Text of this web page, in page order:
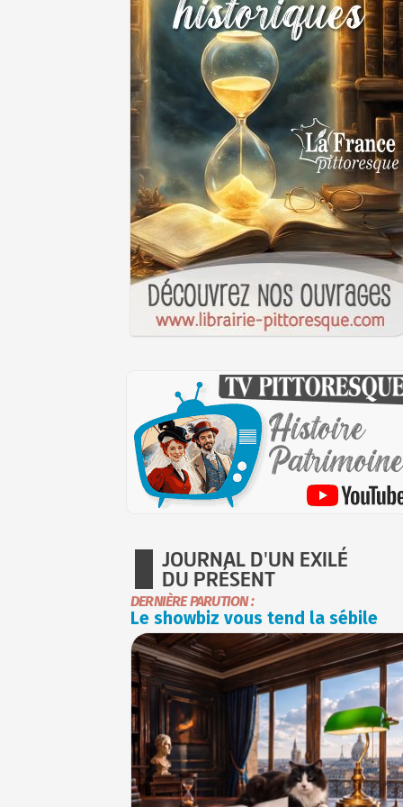
JOURNAL D'UN EXILÉ
DU PRÉSENT
DERNIÈRE PARUTION :
Le showbiz vous tend la sébile